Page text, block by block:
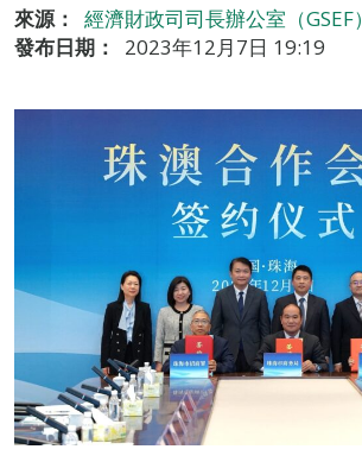
來源：
經濟財政司司長辦公室（GSEF）
發布日期：
2023年12月7日 19:19